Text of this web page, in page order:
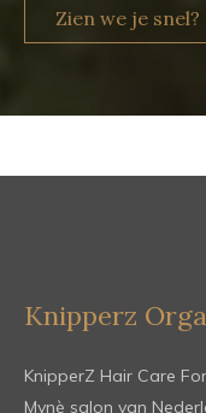
Zien we je snel?
Knipperz
KnipperZ Hair Care
Mynè salon van